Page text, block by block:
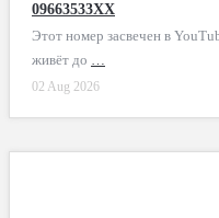
09663533XX
Этот номер засвечен в
живёт до …
02 Aug 2026